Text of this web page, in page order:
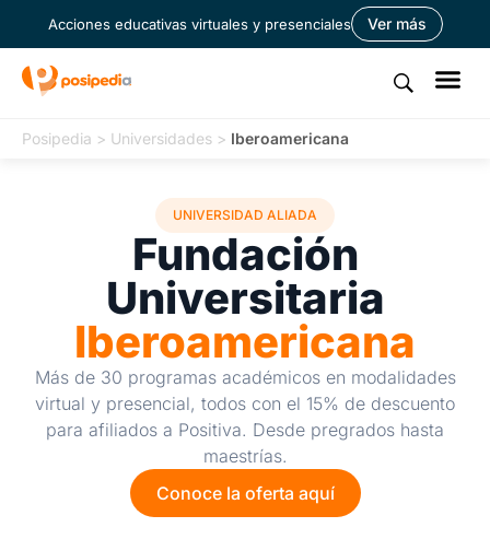
Acciones educativas virtuales y presenciales Ver más
Posipedia > Universidades > Iberoamericana
UNIVERSIDAD ALIADA
Fundación
Universitaria
Iberoamericana
Más de 30 programas académicos en modalidades
virtual y presencial, todos con el 15% de descuento
para afiliados a Positiva. Desde pregrados hasta
maestrías.
Conoce la oferta aquí